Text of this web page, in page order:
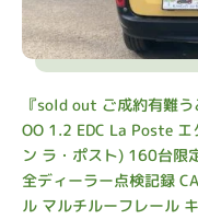
『sold out ご成約有難
OO 1.2 EDC La Poste
ン ラ・ポスト) 160台限
全ディーラー点検記録
ル マルチルーフレール